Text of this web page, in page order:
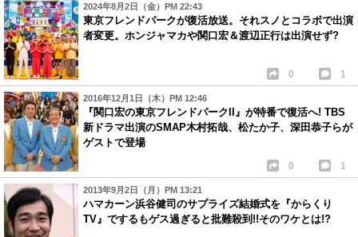
2024年8月2日（金）PM 22:43
東京フレンドパークが復活放送。それスノとコラボで出演
者変更。ホンジャマカや関口宏＆渡辺正行は出演せず?
0 1
2016年12月1日（木）PM 12:46
『関口宏の東京フレンドパークII』が特番で復活へ! TBS
新ドラマ出演のSMAP木村拓哉、松たか子、深田恭子らが
ゲストで登場
0 1
2013年9月2日（月）PM 13:21
ハマカーン浜谷健司のサプライズ結婚式を『からくり
TV』でするもゲス過ぎると批難殺到!!そのワケとは!?